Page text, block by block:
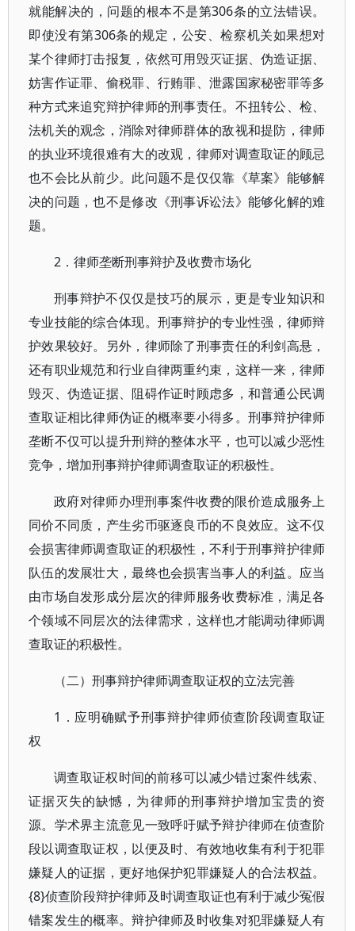
就能解决的，问题的根本不是第306条的立法错误。
即使没有第306条的规定，公安、检察机关如果想对
某个律师打击报复，依然可用毁灭证据、伪造证据、
妨害作证罪、偷税罪、行贿罪、泄露国家秘密罪等多
种方式来追究辩护律师的刑事责任。不扭转公、检、
法机关的观念，消除对律师群体的敌视和提防，律师
的执业环境很难有大的改观，律师对调查取证的顾忌
也不会比从前少。此问题不是仅仅靠《草案》能够解
决的问题，也不是修改《刑事诉讼法》能够化解的难
题。
2．律师垄断刑事辩护及收费市场化
刑事辩护不仅仅是技巧的展示，更是专业知识和
专业技能的综合体现。刑事辩护的专业性强，律师辩
护效果较好。另外，律师除了刑事责任的利剑高悬，
还有职业规范和行业自律两重约束，这样一来，律师
毁灭、伪造证据、阻碍作证时顾虑多，和普通公民调
查取证相比律师伪证的概率要小得多。刑事辩护律师
垄断不仅可以提升刑辩的整体水平，也可以减少恶性
竞争，增加刑事辩护律师调查取证的积极性。
政府对律师办理刑事案件收费的限价造成服务上
同价不同质，产生劣币驱逐良币的不良效应。这不仅
会损害律师调查取证的积极性，不利于刑事辩护律师
队伍的发展壮大，最终也会损害当事人的利益。应当
由市场自发形成分层次的律师服务收费标准，满足各
个领域不同层次的法律需求，这样也才能调动律师调
查取证的积极性。
（二）刑事辩护律师调查取证权的立法完善
1．应明确赋予刑事辩护律师侦查阶段调查取证
权
调查取证权时间的前移可以减少错过案件线索、
证据灭失的缺憾，为律师的刑事辩护增加宝贵的资
源。学术界主流意见一致呼吁赋予辩护律师在侦查阶
段以调查取证权，以便及时、有效地收集有利于犯罪
嫌疑人的证据，更好地保护犯罪嫌疑人的合法权益。
{8}侦查阶段辩护律师及时调查取证也有利于减少冤假
错案发生的概率。辩护律师及时收集对犯罪嫌疑人有